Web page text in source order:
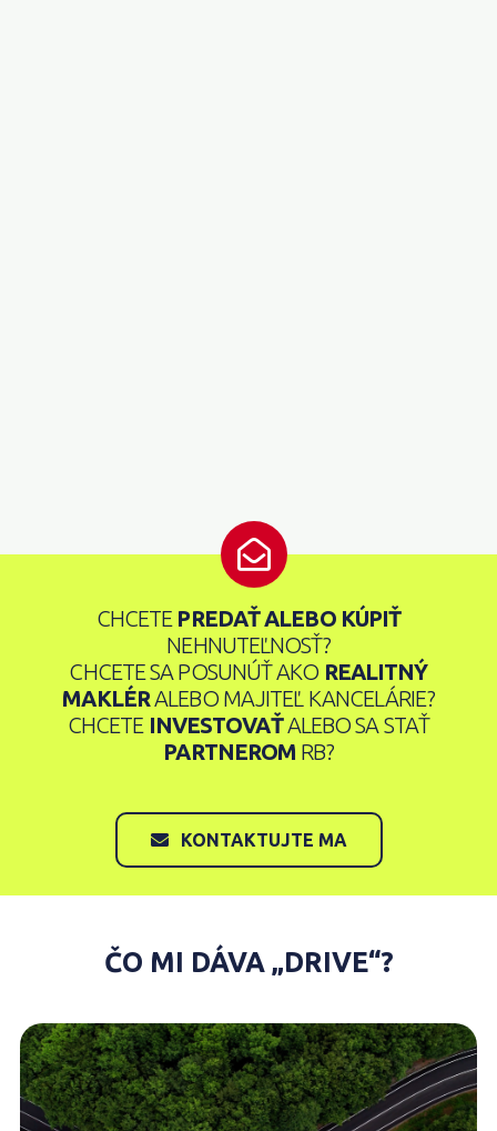
CHCETE PREDAŤ ALEBO KÚPIŤ
NEHNUTEĽNOSŤ?
CHCETE SA POSUNÚŤ AKO REALITNÝ
MAKLÉRALEBO MAJITEĽ KANCELÁRIE?
CHCETE INVESTOVAŤALEBO SA STAŤ
PARTNEROM RB?
KONTAKTUJTE MA
ČO MI DÁVA „DRIVE“?